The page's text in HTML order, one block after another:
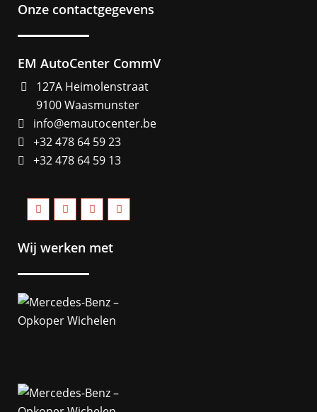
Onze contactgegevens
EM AutoCenter CommV
127A Heimolenstraat
9100 Waasmunster
info@emautocenter.be
+32 478 64 59 23
+32 478 64 59 13
Wij werken met